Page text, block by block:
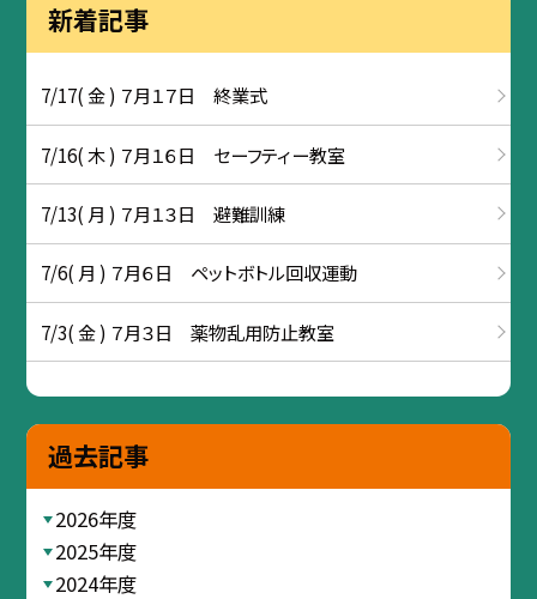
新着記事
7/17( 金 ) ７月１７日 終業式
7/16( 木 ) ７月１６日 セーフティー教室
7/13( 月 ) ７月１３日 避難訓練
7/6( 月 ) ７月６日 ペットボトル回収運動
7/3( 金 ) ７月３日 薬物乱用防止教室
過去記事
2026年度
2025年度
2024年度